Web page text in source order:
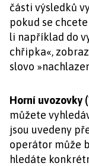
části výsledků
pokud se
li například do
chřipka«,
slovo
Horní uvozovky
můžete
jsou uvedeny
operátor může
hledáte